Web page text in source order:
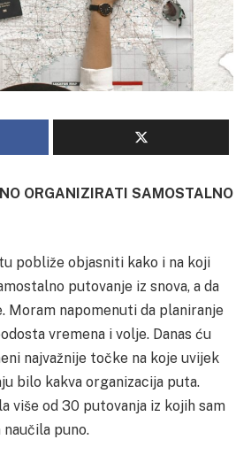
ORGANIZIRATI SAMOSTALNO
pobliže objasniti kako i na koji
putovanje iz snova, a da
Moram napomenuti da planiranje
vremena i volje. Danas ću
najvažnije točke na koje uvijek
bilo kakva organizacija puta.
više od 30 putovanja iz kojih sam
puno.